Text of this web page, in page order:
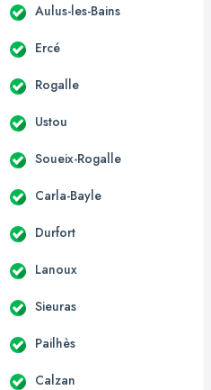
Aulus-les-Bains
Ercé
Rogalle
Ustou
Soueix-Rogalle
Carla-Bayle
Durfort
Lanoux
Sieuras
Pailhès
Calzan